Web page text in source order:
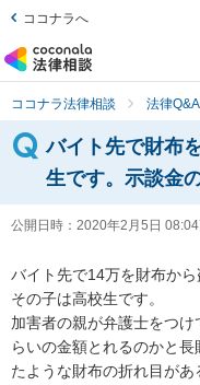
ココナラへ
ココナラ法律相談 法律Q&A
バイト先で財布
生です。示談金
公開日時： 2020年2月5日 08:04
バイト先で14万を財布か
その子は高校生です。
加害者の親が弁護士をつ
らいの金額とれるのかと
たような財布の折れ目が